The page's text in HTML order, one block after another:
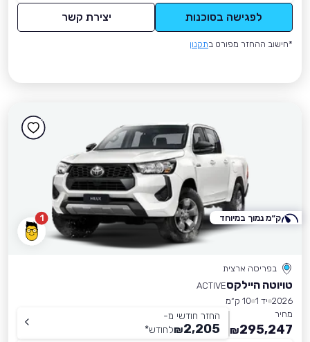
לפגישה בסוכנות יצירת קשר
*חישוב ההחזר מפורט בתקנון
1
בפריסה ארצית
טויוטה היילקסACTIVE
2026 יד 1
10 ק״מ
מחיר
295,247
₪
החזר חודשי מ-
2,205
₪לחודש*
ק״מ נמוך במיוחד